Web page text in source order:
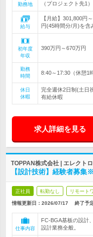
勤務地
（プロジェクト先1
給与
【月給】301,800円
円(45時間分/月)を含
初年度
年収
390万円～670万円
勤務
時間
8:40～17:30（休憩1
休日
休暇
完全週休2日制(土
有給休暇
求人詳細を見る
TOPPAN株式会社 | エレクト
【設計技術】経験者募
正社員 転勤なし リモート
情報更新日：2026/07/17 終了予
仕事内容
FC-BGA基板の設計
設計業務全般。